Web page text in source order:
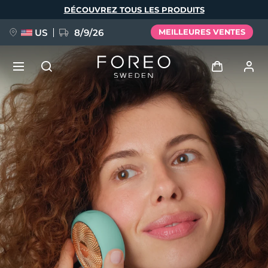
DÉCOUVREZ TOUS LES PRODUITS
US 8/9/26 MEILLEURES VENTES
Se connecter
Profil de l'utilisateur
Mes appareils
Mes commandes
Mes adresses
Mes abonnements
NOUVEAU
FAQ™ Pure Beauty-Tech Elixir
BREAKING NEWS
issa™ Teeth Whitening Set
Langue
English Deutsch
Español
Français
Italiano
Português
Polski
Svenska
Русский
Türkçe
简体中文 繁體中文